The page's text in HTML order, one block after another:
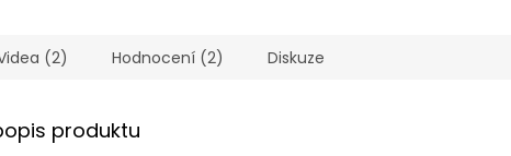
(2) Hodnocení (2) Diskuze
produktu